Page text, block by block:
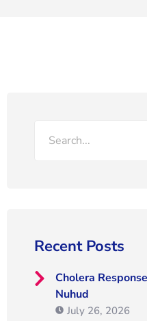
Recent Posts
Cholera
Nuhud
July 26, 2026